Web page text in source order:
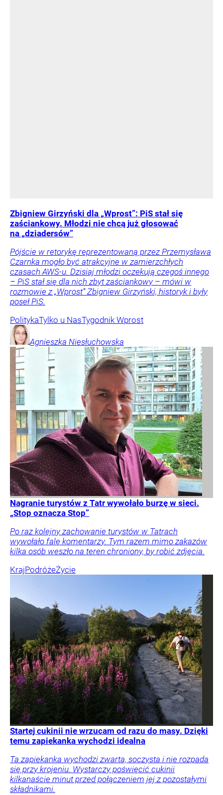
Zbigniew Girzyński dla „Wprost”: PiS stał się
zaściankowy. Młodzi nie chcą już głosować
na „dziadersów”
Pójście w retorykę reprezentowaną przez Przemysława
Czarnka mogło być atrakcyjne w zamierzchłych
czasach AWS-u. Dzisiaj młodzi oczekują czegoś innego
– PiS stał się dla nich zbyt zaściankowy – mówi w
rozmowie z „Wprost” Zbigniew Girzyński, historyk i były
poseł PiS.
PolitykaTylko u NasTygodnik Wprost
Agnieszka Niesłuchowska
Nagranie turystów z Tatr wywołało burzę w sieci.
„Stop oznacza Stop”
Po raz kolejny zachowanie turystów w Tatrach
wywołało falę komentarzy. Tym razem mimo zakazów
kilka osób weszło na teren chroniony, by robić zdjęcia.
KrajPodróżeŻycie
Startej cukinii nie wrzucam od razu do masy. Dzięki
temu zapiekanka wychodzi idealna
Ta zapiekanka wychodzi zwarta, soczysta i nie rozpada
się przy krojeniu. Wystarczy poświęcić cukinii
kilkanaście minut przed połączeniem jej z pozostałymi
składnikami.